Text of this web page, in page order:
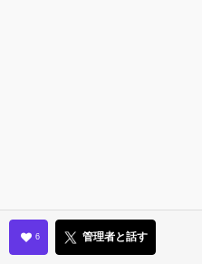
6 管理者と話す